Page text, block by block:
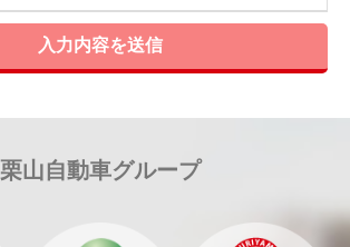
入力内容を送信
栗山自動車グループ